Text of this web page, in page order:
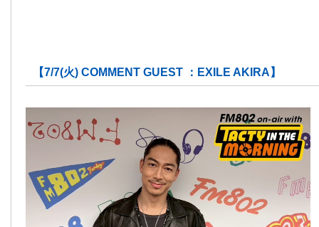
【7/7(火) COMMENT GUEST ：EXILE AKIRA】